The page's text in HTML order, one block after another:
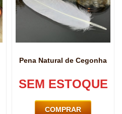
Pena Natural de Cegonha
SEM ESTOQUE
COMPRAR